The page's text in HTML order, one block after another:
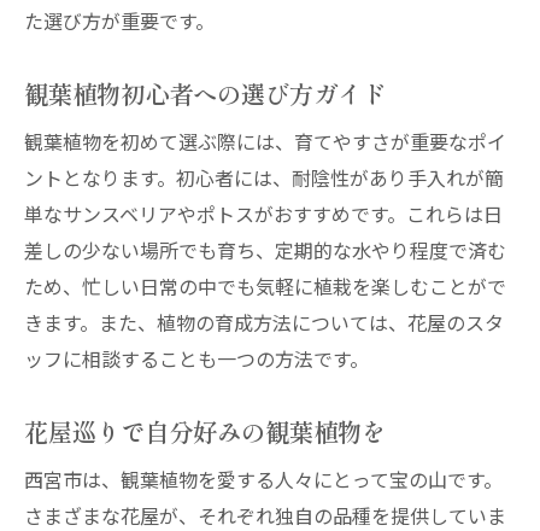
四季折々の観葉植物を楽しむ
花屋と一緒に作る西宮市での緑ある生活
花屋と共に作る理想のガーデン
観葉植物を取り入れた家づくり
花屋に学ぶグリーンライフの始め方
地域の花屋で緑のコミュニティを
観葉植物が住まいにもたらす恩恵
植物との共生で豊かになる生活
最新の観葉植物トレンドをチェック
花屋の季節限定おすすめ植物
西宮市の花屋が注目する品種
た選び方が重要です。
観葉植物初心者への選び方ガイド
観葉植物を初めて選ぶ際には、育てやすさが重要なポイ
ントとなります。初心者には、耐陰性があり手入れが簡
単なサンスベリアやポトスがおすすめです。これらは日
差しの少ない場所でも育ち、定期的な水やり程度で済む
ため、忙しい日常の中でも気軽に植栽を楽しむことがで
きます。また、植物の育成方法については、花屋のスタ
ッフに相談することも一つの方法です。
花屋巡りで自分好みの観葉植物を
西宮市は、観葉植物を愛する人々にとって宝の山です。
さまざまな花屋が、それぞれ独自の品種を提供していま